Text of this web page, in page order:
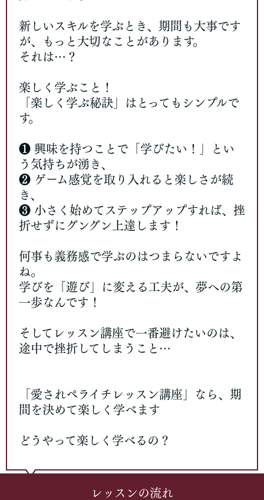
新しいスキルを学ぶとき、期間も大事です
が、もっと大切なことがあります。
それは…？
楽しく学ぶこと！
「楽しく学ぶ秘訣」はとってもシンプルで
す。
❶ 興味を持つことで「学びたい！」とい
う気持ちが湧き、
❷ ゲーム感覚を取り入れると楽しさが続
き、
❸ 小さく始めてステップアップすれば、挫
折せずにグングン上達します！
何事も義務感で学ぶのはつまらないですよ
ね。
学びを「遊び」に変える工夫が、夢への第
一歩なんです！
そしてレッスン講座で一番避けたいのは、
途中で挫折してしまうこと…
「愛されペライチレッスン講座」なら、期
間を決めて楽しく学べます
どうやって楽しく学べるの？
レッスンの流れ